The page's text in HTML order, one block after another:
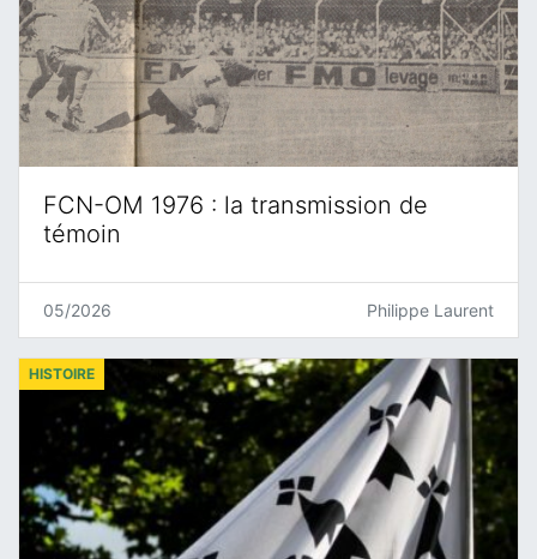
FCN-OM 1976 : la transmission de
témoin
05/2026 Philippe Laurent
HISTOIRE